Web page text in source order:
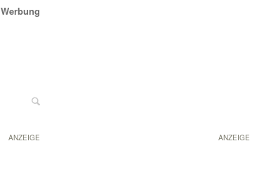
ANZEIGE
Werbung
ANZEIGE